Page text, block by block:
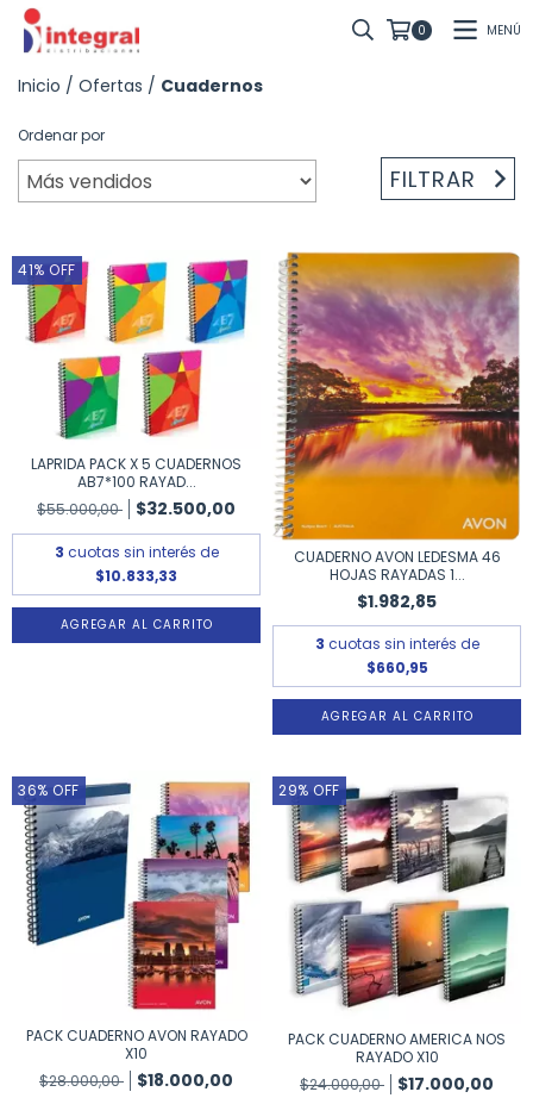
0 MENÚ
Inicio / Ofertas / Cuadernos
Ordenar por
FILTRAR
41% OFF
LAPRIDA PACK X 5 CUADERNOS
AB7*100 RAYAD...
$55.000,00
$32.500,00
3 cuotas sin interés de
$10.833,33
CUADERNO AVON LEDESMA 46
HOJAS RAYADAS 1...
$1.982,85
3 cuotas sin interés de
$660,95
36% OFF
PACK CUADERNO AVON RAYADO
X10
$28.000,00
$18.000,00
29% OFF
PACK CUADERNO AMERICA NOS
RAYADO X10
$24.000,00
$17.000,00